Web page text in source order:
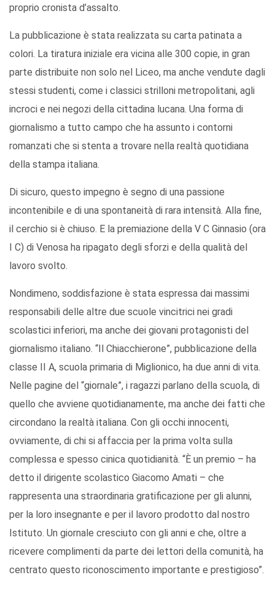
proprio cronista d’assalto.
La pubblicazione è stata realizzata su carta patinata a
colori. La tiratura iniziale era vicina alle 300 copie, in gran
parte distribuite non solo nel Liceo, ma anche vendute dagli
stessi studenti, come i classici strilloni metropolitani, agli
incroci e nei negozi della cittadina lucana. Una forma di
giornalismo a tutto campo che ha assunto i contorni
romanzati che si stenta a trovare nella realtà quotidiana
della stampa italiana.
Di sicuro, questo impegno è segno di una passione
incontenibile e di una spontaneità di rara intensità. Alla fine,
il cerchio si è chiuso. E la premiazione della V C Ginnasio (ora
I C) di Venosa ha ripagato degli sforzi e della qualità del
lavoro svolto.
Nondimeno, soddisfazione è stata espressa dai massimi
responsabili delle altre due scuole vincitrici nei gradi
scolastici inferiori, ma anche dei giovani protagonisti del
giornalismo italiano. “Il Chiacchierone”, pubblicazione della
classe II A, scuola primaria di Miglionico, ha due anni di vita.
Nelle pagine del “giornale”, i ragazzi parlano della scuola, di
quello che avviene quotidianamente, ma anche dei fatti che
circondano la realtà italiana. Con gli occhi innocenti,
ovviamente, di chi si affaccia per la prima volta sulla
complessa e spesso cinica quotidianità. “È un premio – ha
detto il dirigente scolastico Giacomo Amati – che
rappresenta una straordinaria gratificazione per gli alunni,
per la loro insegnante e per il lavoro prodotto dal nostro
Istituto. Un giornale cresciuto con gli anni e che, oltre a
ricevere complimenti da parte dei lettori della comunità, ha
centrato questo riconoscimento importante e prestigioso”.